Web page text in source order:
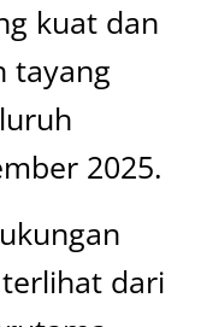
kuat dan
tayang
2025.
dari